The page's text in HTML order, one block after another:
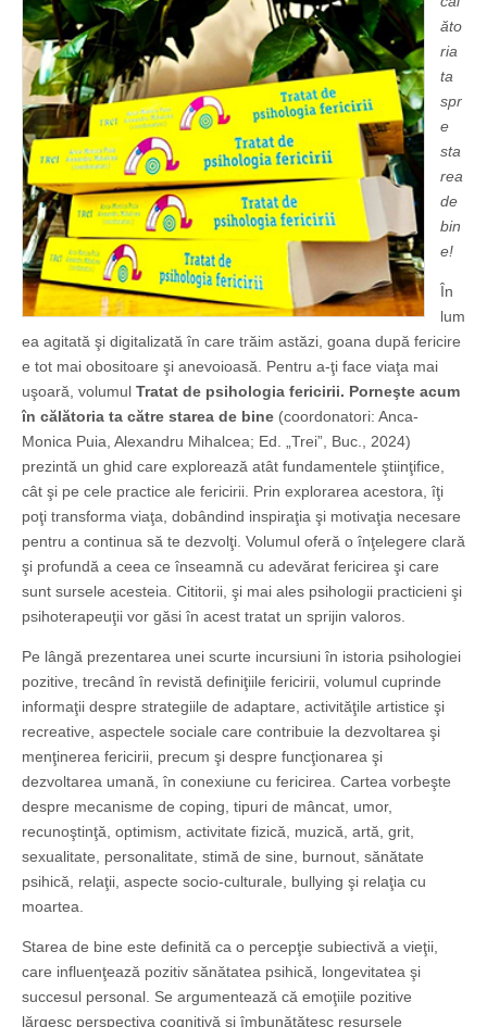
ăto
ria
ta
spr
e
sta
rea
de
bin
e!
În
lum
ea agitată şi digitalizată în care trăim astăzi, goana după fericire
e tot mai obositoare şi anevoioasă. Pentru a-ţi face viaţa mai
uşoară, volumul Tratat de psihologia fericirii. Porneşte acum
în călătoria ta către starea de bine (coordonatori: Anca-
Monica Puia, Alexandru Mihalcea; Ed. „Trei”, Buc., 2024)
prezintă un ghid care explorează atât fundamentele ştiinţifice,
cât şi pe cele practice ale fericirii. Prin explorarea acestora, îţi
poţi transforma viaţa, dobândind ins­piraţia şi motivaţia necesare
pentru a continua să te dezvolţi. Volumul oferă o înţelegere clară
şi profundă a ceea ce înseamnă cu adevărat fericirea şi care
sunt sursele acesteia. Cititorii, şi mai ales psihologii practicieni şi
psihoterapeuţii vor găsi în acest tratat un sprijin valoros.
Pe lângă prezentarea unei scurte incursiuni în istoria psihologiei
pozitive, trecând în revistă definiţiile fericirii, volumul cuprinde
informaţii despre strategiile de adaptare, activităţile artistice şi
recreative, aspectele sociale care contribuie la dezvoltarea şi
menţinerea fericirii, precum şi despre funcţionarea şi
dezvoltarea umană, în conexiune cu fericirea. Cartea vorbeşte
despre mecanisme de coping, tipuri de mâncat, umor,
recunoştinţă, optimism, activitate fizică, muzică, artă, grit,
sexualitate, personalitate, stimă de sine, burnout, sănătate
psihică, relaţii, aspecte socio-culturale, bullying şi relaţia cu
moartea.
Starea de bine este definită ca o percepţie subiectivă a vieţii,
care influenţează pozitiv sănătatea psihică, longevitatea şi
succesul personal. Se argumentează că emoţiile pozitive
lărgesc perspectiva cognitivă şi îmbunătăţesc resursele